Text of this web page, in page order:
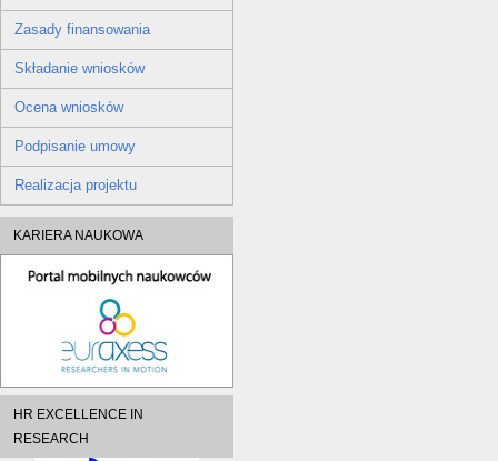
Zasady finansowania
Składanie wniosków
Ocena wniosków
Podpisanie umowy
Realizacja projektu
KARIERA NAUKOWA
HR EXCELLENCE IN
RESEARCH